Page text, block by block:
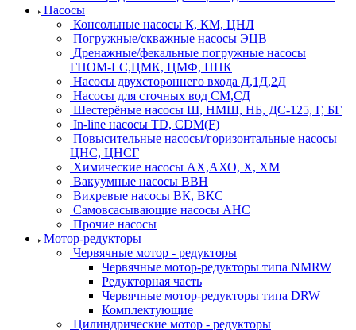
Насосы
Консольные насосы К, КМ, ЦНЛ
Погружные/скважные насосы ЭЦВ
Дренажные/фекальные погружные насосы
ГНОМ-LC,ЦМК, ЦМФ, НПК
Насосы двухстороннего входа Д,1Д,2Д
Насосы для сточных вод СМ,СД
Шестерёные насосы Ш, НМШ, НБ, ДС-125, Г, БГ
In-line насосы TD, CDM(F)
Повысительные насосы/горизонтальные насосы
ЦНС, ЦНСГ
Химические насосы АХ,АХО, Х, ХМ
Вакуумные насосы ВВН
Вихревые насосы ВК, ВКС
Самовсасывающие насосы АНС
Прочие насосы
Мотор-редукторы
Червячные мотор - редукторы
Червячные мотор-редукторы типа NMRW
Редукторная часть
Червячные мотор-редукторы типа DRW
Комплектующие
Цилиндрические мотор - редукторы